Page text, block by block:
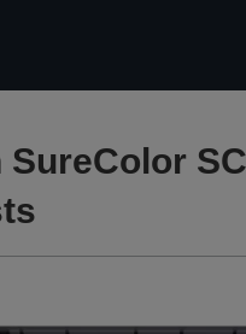
SureColor